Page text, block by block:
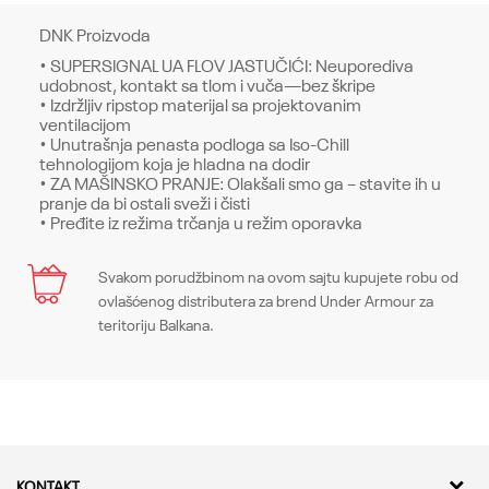
DNK Proizvoda
• SUPERSIGNAL UA FLOV JASTUČIĆI: Neuporediva
udobnost, kontakt sa tlom i vuča—bez škripe
• Izdržljiv ripstop materijal sa projektovanim
ventilacijom
• Unutrašnja penasta podloga sa Iso-Chill
tehnologijom koja je hladna na dodir
• ZA MAŠINSKO PRANJE: Olakšali smo ga – stavite ih u
pranje da bi ostali sveži i čisti
• Pređite iz režima trčanja u režim oporavka
Karakteristika
Kategorija
Ime/Nadimak
Svakom porudžbinom na ovom sajtu kupujete robu od
ovlašćenog distributera za brend Under Armour za
teritoriju Balkana.